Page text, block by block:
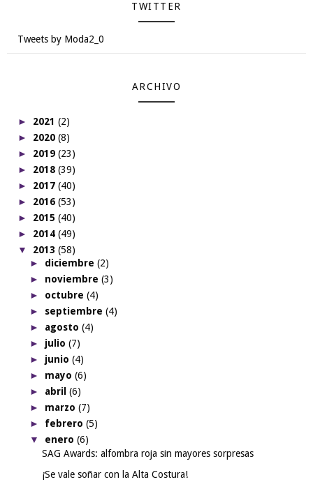
TWITTER
Tweets by Moda2_0
ARCHIVO
► 2021 (2)
► 2020 (8)
► 2019 (23)
► 2018 (39)
► 2017 (40)
► 2016 (53)
► 2015 (40)
► 2014 (49)
▼ 2013 (58)
► diciembre (2)
► noviembre (3)
► octubre (4)
► septiembre (4)
► agosto (4)
► julio (7)
► junio (4)
► mayo (6)
► abril (6)
► marzo (7)
► febrero (5)
▼ enero (6)
SAG Awards: alfombra roja sin mayores sorpresas
¡Se vale soñar con la Alta Costura!